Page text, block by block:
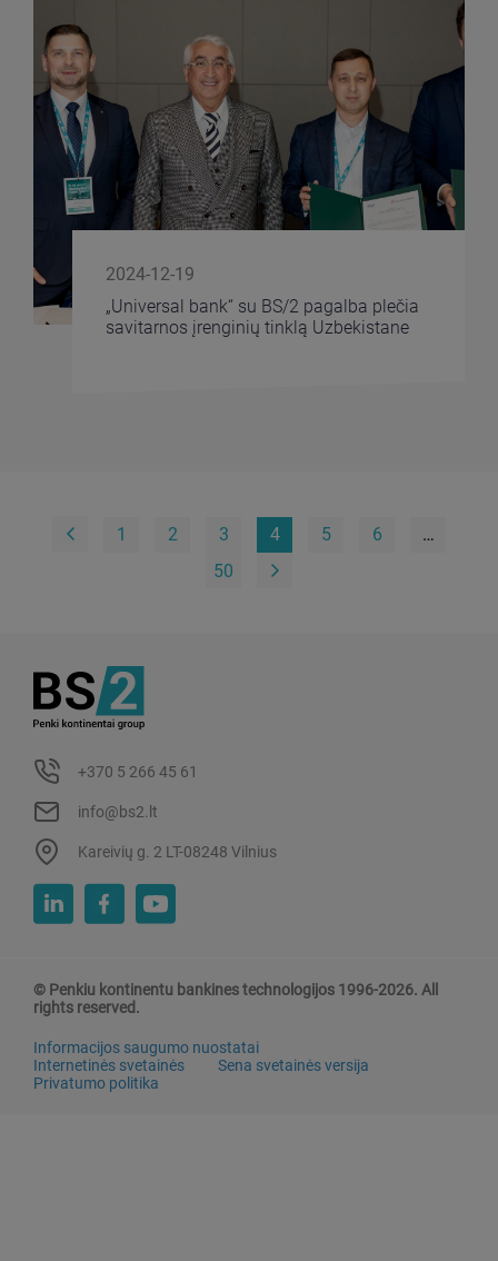
2024-12-19
„Universal bank“ su BS/2 pagalba plečia
savitarnos įrenginių tinklą Uzbekistane
1 2 3 4 5 6
…
50
+370 5 266 45 61
info@bs2.lt
Kareivių g. 2 LT-08248 Vilnius
© Penkiu kontinentu bankines technologijos 1996-2026. All
rights reserved.
Informacijos saugumo nuostatai
Internetinės svetainės
Sena svetainės versija
Privatumo politika